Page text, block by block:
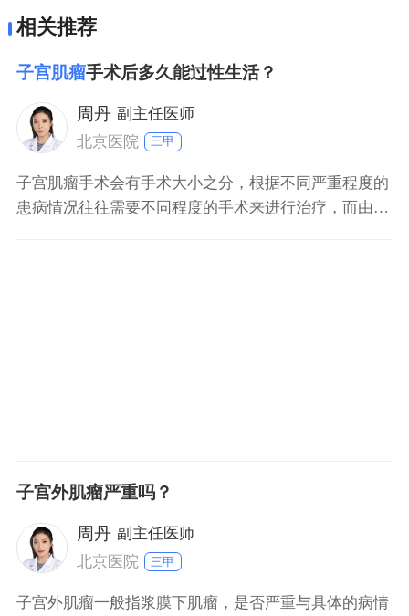
相关推荐
子宫肌瘤手术后多久能过性生活？
周丹 副主任医师
北京医院
三甲
子宫肌瘤手术会有手术大小之分，根据不同严重程度的
患病情况往往需要不同程度的手术来进行治疗，而由于
子宫外肌瘤严重吗？
周丹 副主任医师
北京医院
三甲
子宫外肌瘤一般指浆膜下肌瘤，是否严重与具体的病情